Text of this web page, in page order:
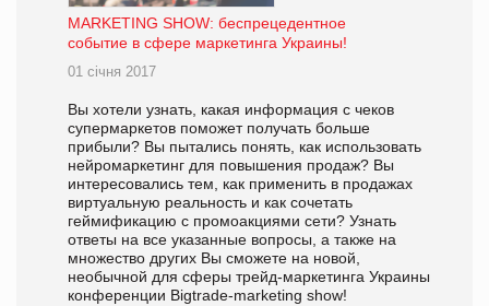
MARKETING SHOW: беспрецедентное
событие в сфере маркетинга Украины!
01 січня 2017
Вы хотели узнать, какая информация с чеков
супермаркетов поможет получать больше
прибыли? Вы пытались понять, как использовать
нейромаркетинг для повышения продаж? Вы
интересовались тем, как применить в продажах
виртуальную реальность и как сочетать
геймификацию с промоакциями сети? Узнать
ответы на все указанные вопросы, а также на
множество других Вы сможете на новой,
необычной для сферы трейд-маркетинга Украины
конференции Bigtrade-marketing show!